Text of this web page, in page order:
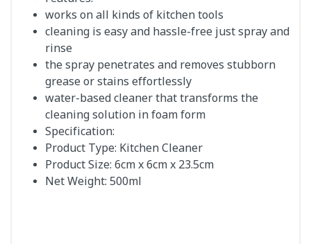
works on all kinds of kitchen tools
cleaning is easy and hassle-free just spray and
rinse
the spray penetrates and removes stubborn
grease or stains effortlessly
water-based cleaner that transforms the
cleaning solution in foam form
Specification:
Product Type: Kitchen Cleaner
Product Size: 6cm x 6cm x 23.5cm
Net Weight: 500ml